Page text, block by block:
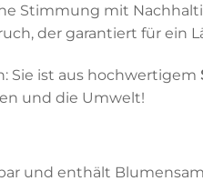
Stimmung mit
der garantiert für ein
Sie ist aus hochwertigem
und die Umwelt!
und enthält